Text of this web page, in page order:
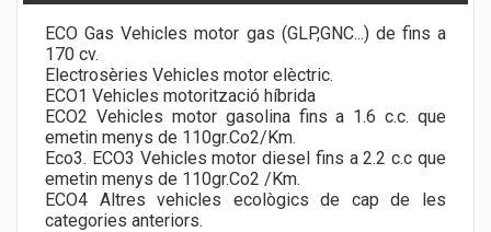
ECO Gas Vehicles motor gas (GLP,GNC...) de fins a
170 cv.
Electrosèries Vehicles motor elèctric.
ECO1 Vehicles motorització híbrida
ECO2 Vehicles motor gasolina fins a 1.6 c.c. que
emetin menys de 110gr.Co2/Km.
Eco3. ECO3 Vehicles motor diesel fins a 2.2 c.c que
emetin menys de 110gr.Co2 /Km.
ECO4 Altres vehicles ecològics de cap de les
categories anteriors.